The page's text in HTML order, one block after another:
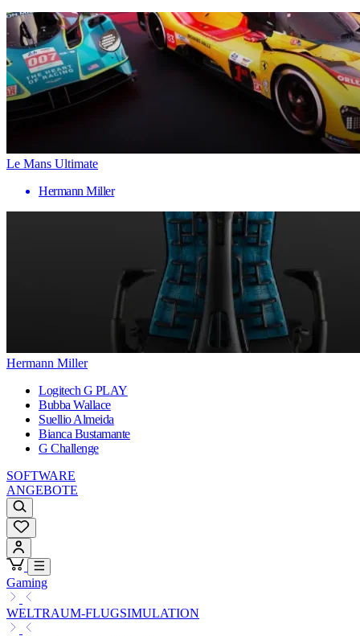
Le Mans Ultimate
Hermann Miller
Hermann Miller
Logitech G PLAY
Bubba Wallace
Suellio Almeida
Bianca Bustamante
G Challenge
SOFTWARE
ANGEBOTE
Gaming
WELTRAUM-FLUGSIMULATION